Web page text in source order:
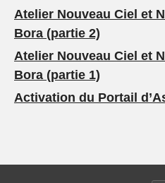
Atelier Nouveau Ciel et
Bora (partie 2)
Atelier Nouveau Ciel et
Bora (partie 1)
Activation du Portail